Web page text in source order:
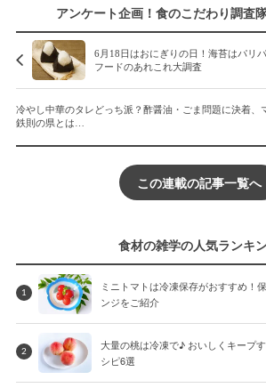
アンケート企画！食のこだわり調査
6月18日はおにぎりの日！海苔はパリ
フードのあれこれ大調査
冷やし中華のタレどっち派？酢醤油・ごま問題に決着、
鉄則の県とは…
この連載の記事一覧へ
食材の雑学の人気ランキ
1
ミニトマトは冷凍保存がおすすめ！
ンジをご紹介
2
大量の桃は冷凍で♪ おいしくキープ
シピ6選